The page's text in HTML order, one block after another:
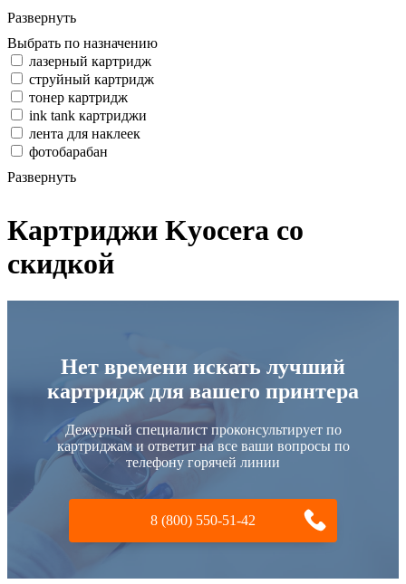
Развернуть
Выбрать по назначению
лазерный картридж
струйный картридж
тонер картридж
ink tank картриджи
лента для наклеек
фотобарабан
Развернуть
Картриджи Kyocera со
скидкой
Нет времени искать лучший
картридж для вашего принтера
Дежурный специалист проконсультирует по
картриджам и ответит на все ваши вопросы по
телефону горячей линии
8 (800) 550-51-42